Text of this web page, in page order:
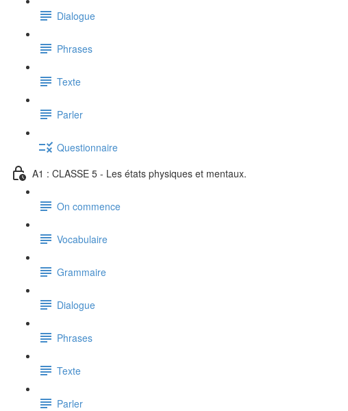
Dialogue
Phrases
Texte
Parler
Questionnaire
A1 : CLASSE 5 - Les états physiques et mentaux.
On commence
Vocabulaire
Grammaire
Dialogue
Phrases
Texte
Parler